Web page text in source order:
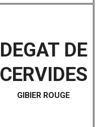
DEGAT DE
CERVIDES
GIBIER ROUGE